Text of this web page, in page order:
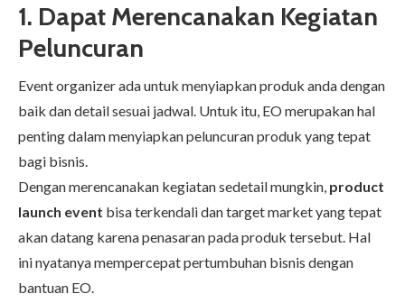
1. Dapat Merencanakan Kegiatan
Peluncuran
Event organizer ada untuk menyiapkan produk anda dengan
baik dan detail sesuai jadwal. Untuk itu, EO merupakan hal
penting dalam menyiapkan peluncuran produk yang tepat
bagi bisnis.
Dengan merencanakan kegiatan sedetail mungkin, product
launch event bisa terkendali dan target market yang tepat
akan datang karena penasaran pada produk tersebut. Hal
ini nyatanya mempercepat pertumbuhan bisnis dengan
bantuan EO.